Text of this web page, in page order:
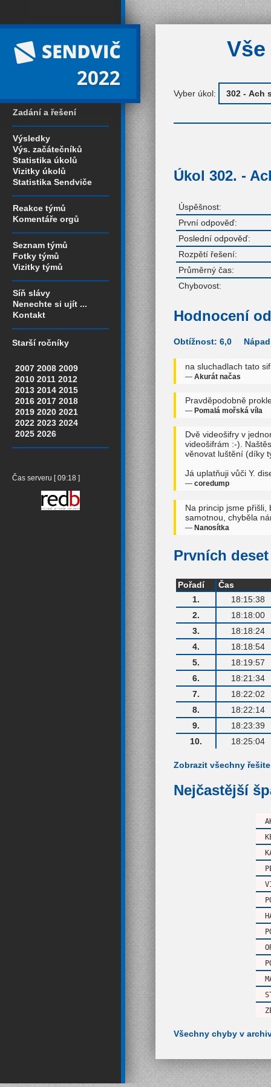
2022
Zadání a řešení
Výsledky
Výs. začátečníků
Statistika úkolů
Vizitky úkolů
Statistika Sendviče
Reakce týmů
Komentáře orgů
Seznam týmů
Fotky týmů
Vizitky týmů
Síň slávy
Nenechte si ujít ...
Kontakt
Starší ročníky
2007 2008 2009
2010 2011 2012
2013 2014 2015
2016 2017 2018
2019 2020 2021
2022 2023 2024
2025 2026
Čas serveru [ 09:18 ]
Vyber úkol:
Úkol 302. -
Úspěšnost:
První odpověď:
Poslední odpověď:
Rozpětí řešení:
Průměrný čas:
Chybovost:
Hodnocení
Obtížnost: 6,0
na sluchadlach tato
— Akurát načas
Pravděpodobně
— Pomalá mořská víla
Dvě videošifry v
videošifrám :-).
věnovat luštění (díky
Já uplatňuji vůči Y.
— coredump
Na princip jsme přišli,
samotnou, chyběla
— Nanosítka
Prvních
Pořadí
Čas
1.
18:15:38
2.
18:18:00
3.
18:18:24
4.
18:18:54
5.
18:19:57
6.
18:21:34
7.
18:22:02
8.
18:22:14
9.
18:23:39
10.
18:25:04
Zobrazit všechny
Nejčastější
Všechny chyby v